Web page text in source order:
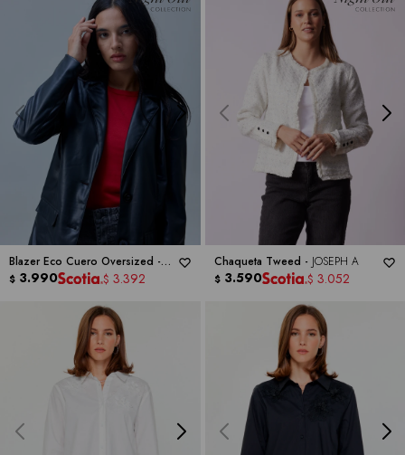
Blazer Eco Cuero Oversized -
BACCINI
$ 3.990 $ 3.392
Chaqueta Tweed - JOSEPH A
$ 3.590 $ 3.052